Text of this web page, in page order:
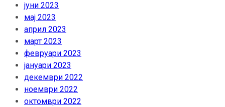
јуни 2023
мај 2023
април 2023
март 2023
февруари 2023
јануари 2023
декември 2022
ноември 2022
октомври 2022